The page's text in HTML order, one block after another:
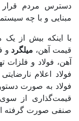
دسترس مردم قرار
مبنایی و با چه
با اینکه بیش از
قیمت آهن، میلگرد و
آهن، فولاد و
فولاد اعلام
فولاد به صورت
قیمت‌گذاری از سوی
صنفی صورت گرفته